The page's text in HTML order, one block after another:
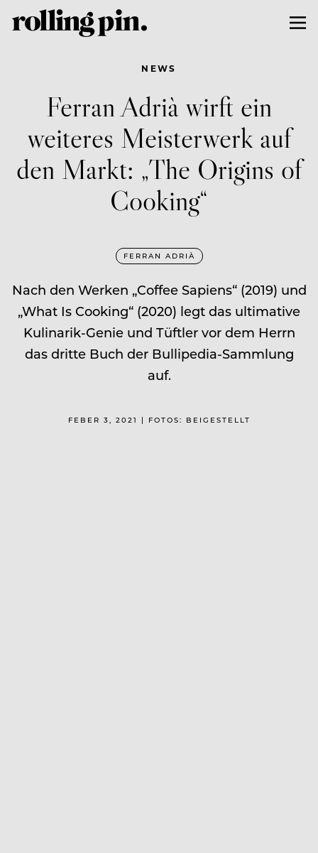
NEWS
Ferran Adrià wirft ein
weiteres Meisterwerk auf
den Markt: „The Origins of
Cooking“
FERRAN ADRIÀ
Nach den Werken „Coffee Sapiens“ (2019) und
„What Is Cooking“ (2020) legt das ultimative
Kulinarik-Genie und Tüftler vor dem Herrn
das dritte Buch der Bullipedia-Sammlung
auf.
FEBER 3, 2021 | FOTOS: BEIGESTELLT